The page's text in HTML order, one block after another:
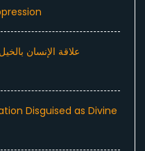
علاقة الإنسان
Disguised as Divine